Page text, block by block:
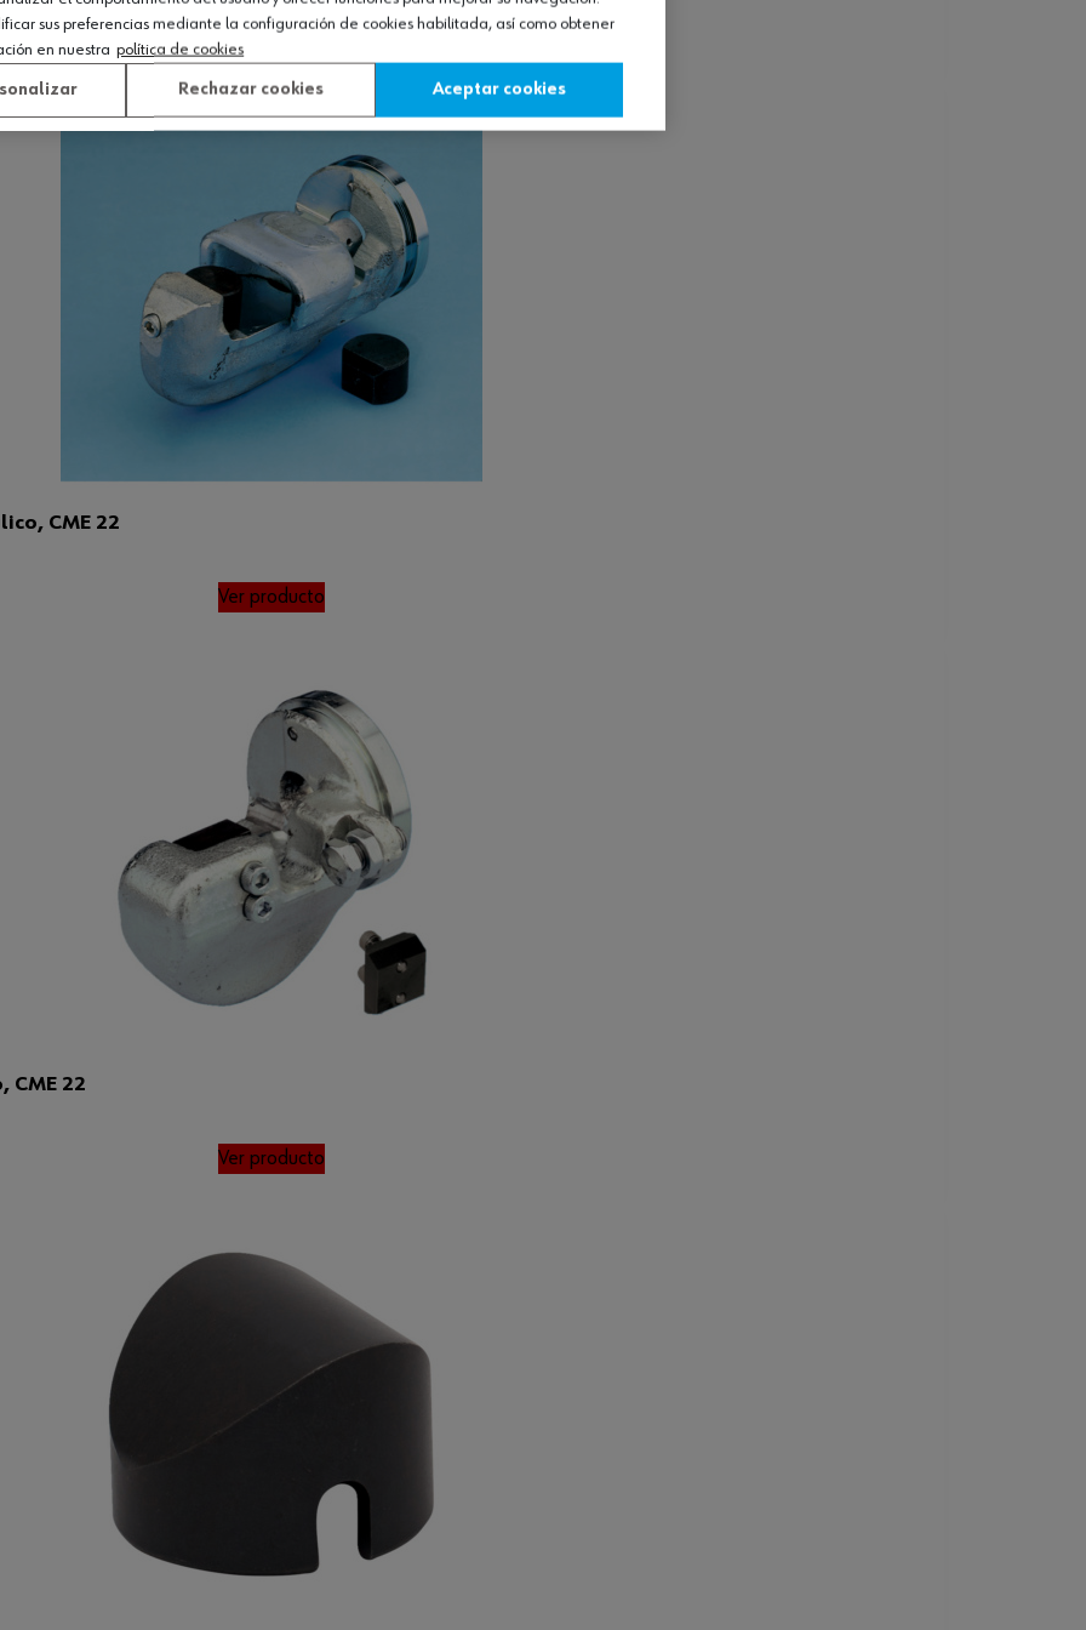
Ver producto
CME 22
Ver producto
22
Ver producto
sus preferencias mediante la configuración de cookies habilitada, así como obtener
en nuestra política de cookies
Rechazar cookies Aceptar cookies